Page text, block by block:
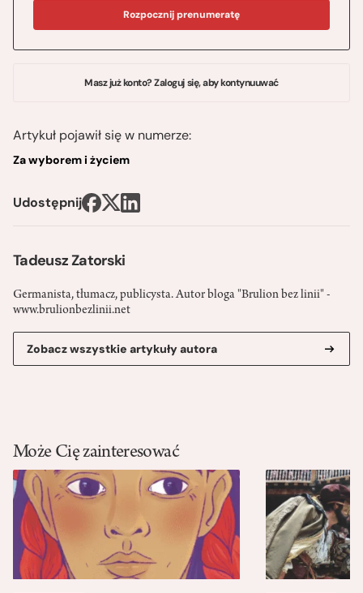
Tadeusz Zatorski
Germanista, tłumacz, publicysta. Autor bloga "Brulion bez linii" -
www.brulionbezlinii.net
Zobacz wszystkie artykuły autora
Rozpocznij prenumeratę
Masz już konto? Zaloguj się, aby kontynuuwać
Artykuł pojawił się w numerze:
Za wyborem i życiem
Udostępnij
Może Cię zainteresować